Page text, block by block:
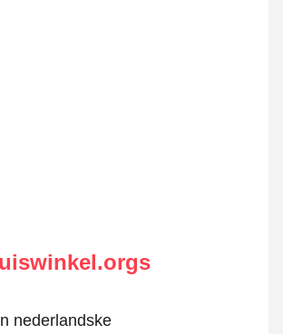
nederlandske